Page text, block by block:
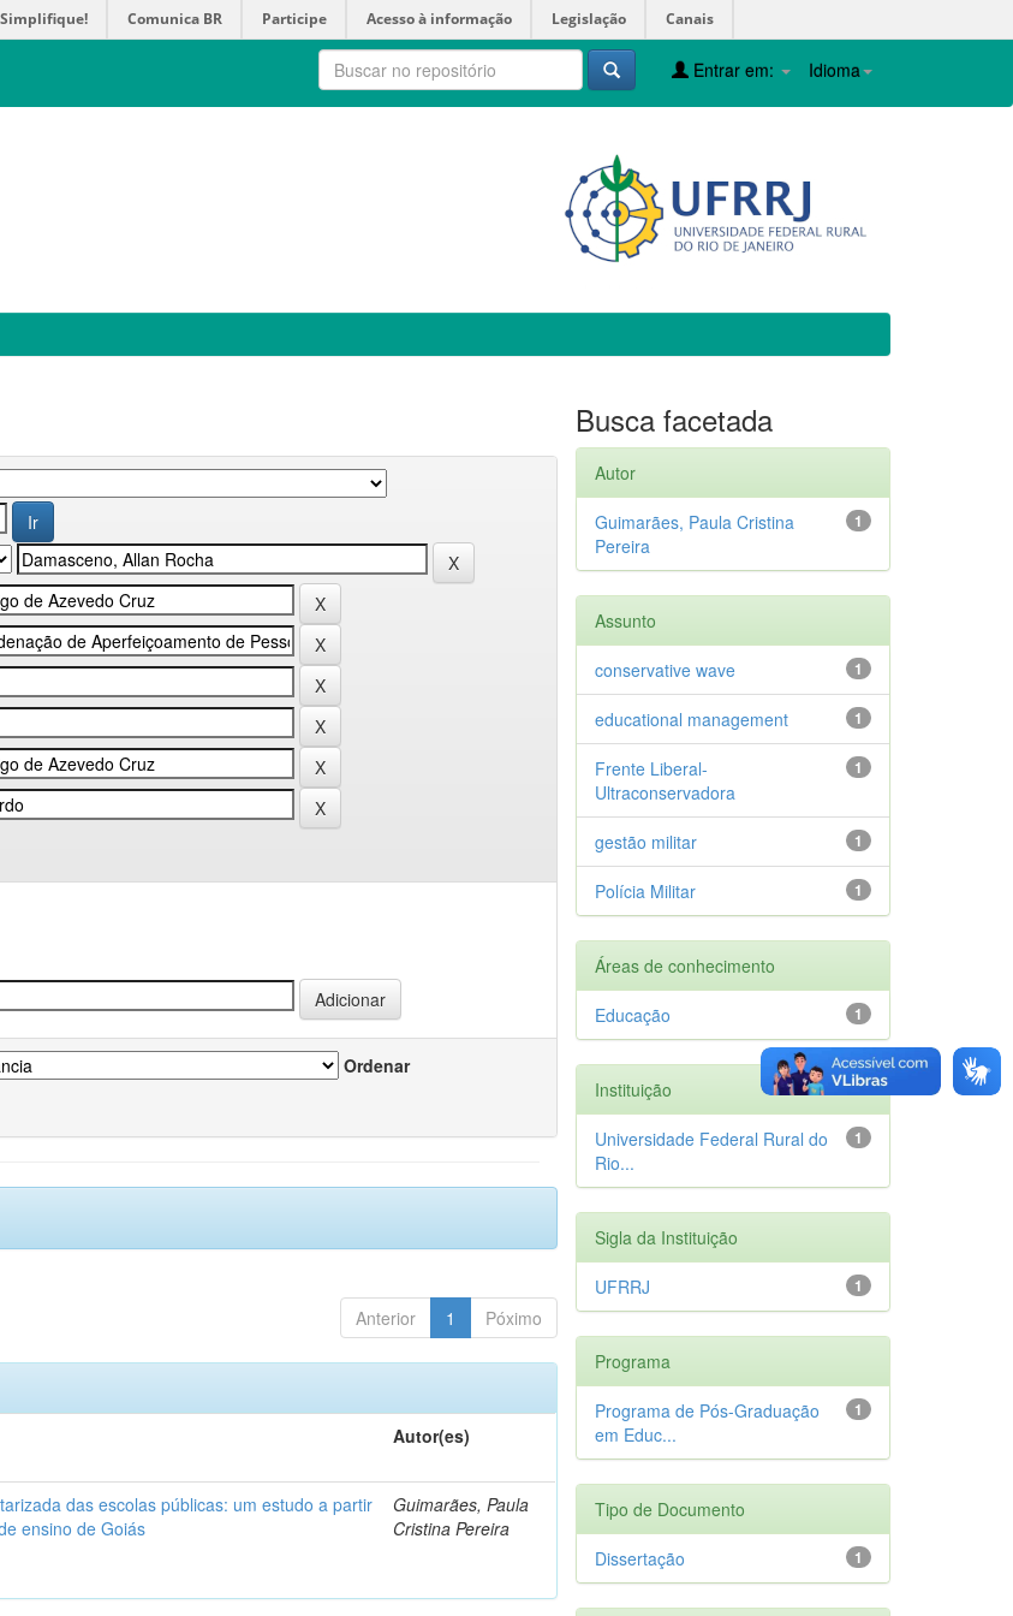
Simplifique! Comunica BR Participe Acesso à informação Legislação Canais
Idioma
Entrar em:
Ordenar
Anterior 1 Póximo
Autor(es)
das escolas públicas: um estudo a partir
ensino de Goiás
Guimarães, Paula
Cristina Pereira
Busca facetada
Autor
1
Guimarães, Paula Cristina
Pereira
Assunto
1
conservative wave
1
educational management
1
Frente Liberal-
Ultraconservadora
1
gestão militar
1
Polícia Militar
Áreas de conhecimento
1
Educação
Instituição
1
Universidade Federal Rural do
Rio...
Sigla da Instituição
1
UFRRJ
Programa
1
Programa de Pós-Graduação
em Educ...
Tipo de Documento
1
Dissertação